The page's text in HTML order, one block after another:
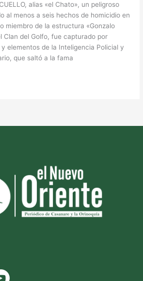
alias «el Chato», un peligroso
al menos a seis hechos de homicidio en
miembro de la estructura «Gonzalo
Clan del Golfo, fue capturado por
elementos de la Inteligencia Policial y
que saltó a la fama
Y